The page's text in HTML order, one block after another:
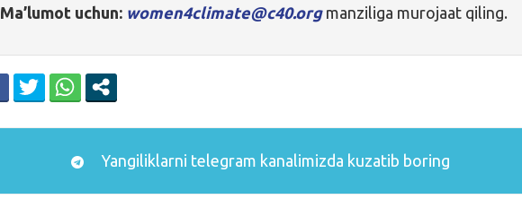
Ma’lumot uchun: women4climate@c40.orgmanziliga murojaat qiling.
Yangiliklarni telegram kanalimizda kuzatib boring